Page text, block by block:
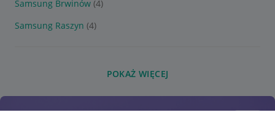
Samsung Brwinów (4)
Samsung Raszyn (4)
POKAŻ WIĘCEJ